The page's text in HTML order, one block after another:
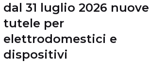
dal 31 luglio 2026 nuove
tutele per
elettrodomestici e
dispositivi